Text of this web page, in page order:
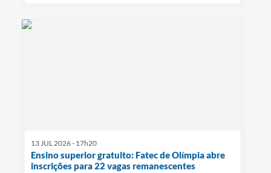
13 JUL 2026 - 17h20
Ensino superior gratuito: Fatec de Olímpia abre
inscrições para 22 vagas remanescentes